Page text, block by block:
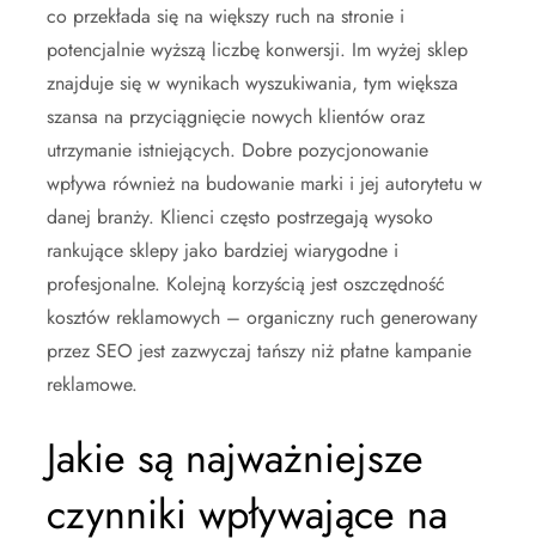
co przekłada się na większy ruch na stronie i
potencjalnie wyższą liczbę konwersji. Im wyżej sklep
znajduje się w wynikach wyszukiwania, tym większa
szansa na przyciągnięcie nowych klientów oraz
utrzymanie istniejących. Dobre pozycjonowanie
wpływa również na budowanie marki i jej autorytetu w
danej branży. Klienci często postrzegają wysoko
rankujące sklepy jako bardziej wiarygodne i
profesjonalne. Kolejną korzyścią jest oszczędność
kosztów reklamowych – organiczny ruch generowany
przez SEO jest zazwyczaj tańszy niż płatne kampanie
reklamowe.
Jakie są najważniejsze
czynniki wpływające na